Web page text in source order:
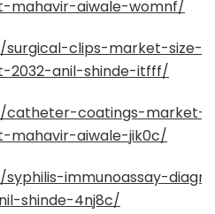
mahavir-aiwale-womnf/
surgical-clips-market-size-
2032-anil-shinde-itfff/
catheter-coatings-market-
mahavir-aiwale-jik0c/
syphilis-immunoassay-
shinde-4nj8c/